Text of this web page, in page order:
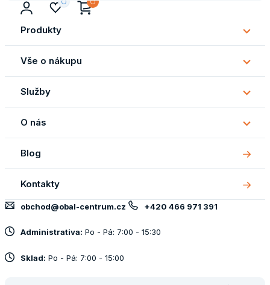
Produkty
Vše o nákupu
Vše
o
Služby
O nás
O
nás
Blog
Kontakty
obchod@obal-centrum.cz +420 466 971 391
Administrativa: Po - Pá: 7:00 - 15:30
Sklad: Po - Pá: 7:00 - 15:00